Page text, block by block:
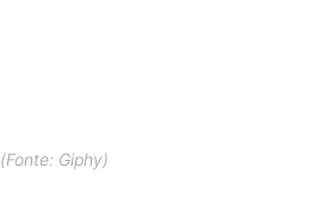
(Fonte: Giphy)